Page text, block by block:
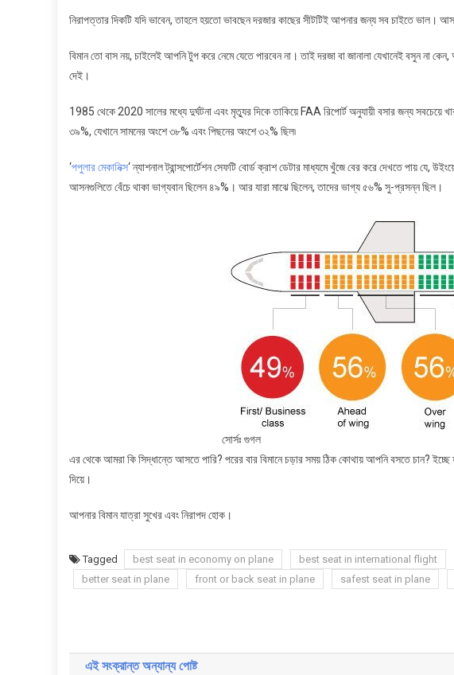
নিরাপত্তার দিকটি যদি ভাবেন, তাহলে হয়তো ভাবছেন দরজার কাছের সীটটিই আপনার জন্য সব চাইতে ভাল।
বিমান তো বাস নয়, চাইলেই আপনি টুপ করে নেমে যেতে পারবেন না। তাই দরজা বা জানালা যেখানেই বসুন না
দেই।
1985 থেকে 2020 সালের মধ্যে দুর্ঘটনা এবং মৃত্যুর দিকে তাকিয়ে FAA রিপোর্ট অনুযায়ী বসার জন্য সবচেয়ে
৩৯%, যেখানে সামনের অংশে ৩৮% এবং পিছনের অংশে ৩২% ছিল৷
‘পপুলার মেকানিক্স‘ ন্যাশনাল ট্রান্সপোর্টেশন সেফটি বোর্ড ক্রাশ ডেটার মাধ্যমে খুঁজে বের করে দেখতে পায় যে,
আসনগুলিতে বেঁচে থাকা ভাগ্যবান ছিলেন ৪৯%। আর যারা মাঝে ছিলেন, তাদের ভাগ্য ৫৬% সু-প্রসন্ন ছিল।
সোর্সঃ গুগল
এর থেকে আমরা কি সিদ্ধান্তে আসতে পারি? পরের বার বিমানে চড়ার সময় ঠিক কোথায় আপনি বসতে চান?
দিয়ে।
আপনার বিমান যাত্রা সুখের এবং নিরাপদ হোক।
Tagged best seat in economy on plane best seat in international flight
better seat in plane
front or back seat in plane safest seat in plane
navigation
এই সংক্রান্ত অন্যান্য পোষ্ট